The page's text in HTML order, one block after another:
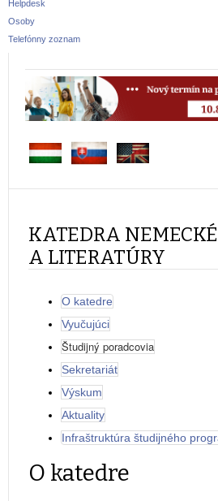
Helpdesk
Osoby
Telefónny zoznam
KATEDRA
A LITERATÚRY
O katedre
Vyučujúci
Študijný poradcovia
Sekretariát
Výskum
Aktuality
Infraštruktúra študijného
O katedre